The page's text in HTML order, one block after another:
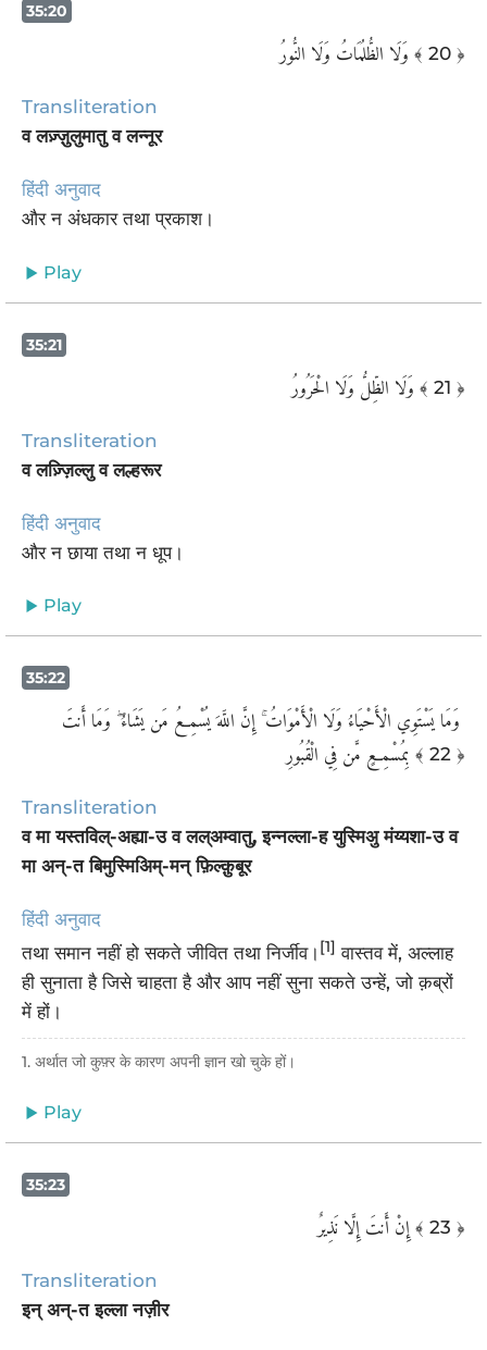
35:20
وَلَا الظُّلُمَاتُ وَلَا النُّورُ ﴾ 20 ﴿
Transliteration
व लज़्ज़ुलुमातु व लन्नूर
हिंदी अनुवाद
और न अंधकार तथा प्रकाश।
Play
35:21
وَلَا الظِّلُّ وَلَا الْحَرُورُ ﴾ 21 ﴿
Transliteration
व लज़्ज़िल्लु व लल्हरूर
हिंदी अनुवाद
और न छाया तथा न धूप।
Play
35:22
‏ وَمَا يَسْتَوِي الْأَحْيَاءُ وَلَا الْأَمْوَاتُ ۚ إِنَّ اللَّهَ يُسْمِعُ مَن يَشَاءُ ۖ وَمَا أَنتَ
بِمُسْمِعٍ مَّن فِي الْقُبُورِ ﴾ 22 ﴿
Transliteration
व मा यस्तविल्-अह्या-उ व लल्अम्वातु, इन्नल्ला-ह युस्मिअु मंय्यशा-उ व
मा अन्-त बिमुस्मिअिम्-मन् फ़िल्क़ुबूर
हिंदी अनुवाद
तथा समान नहीं हो सकते जीवित तथा निर्जीव। [1] वास्तव में, अल्लाह
ही सुनाता है जिसे चाहता है और आप नहीं सुना सकते उन्हें, जो क़ब्रों
में हों।
1. अर्थात जो कुफ़्र के कारण अपनी ज्ञान खो चुके हों।
Play
35:23
إِنْ أَنتَ إِلَّا نَذِيرٌ ﴾ 23 ﴿
Transliteration
इन् अन्-त इल्ला नज़ीर